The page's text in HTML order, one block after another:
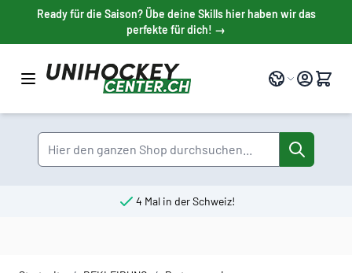
Direkt zum Inhalt
Ready für die Saison? Übe deine Skills hier haben wir das
perfekte für dich! →
Sprache
Suche
4 Mal in der Schweiz!